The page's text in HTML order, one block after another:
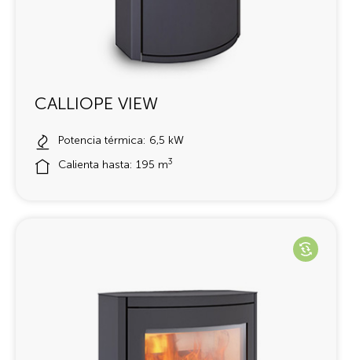
CALLIOPE VIEW
Potencia térmica: 6,5 kW
Calienta hasta: 195 m3